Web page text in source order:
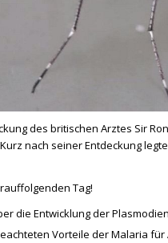
des britischen Arztes Sir
nach seiner Entdeckung
Tag!
die Entwicklung der
Vorteile der Malaria für